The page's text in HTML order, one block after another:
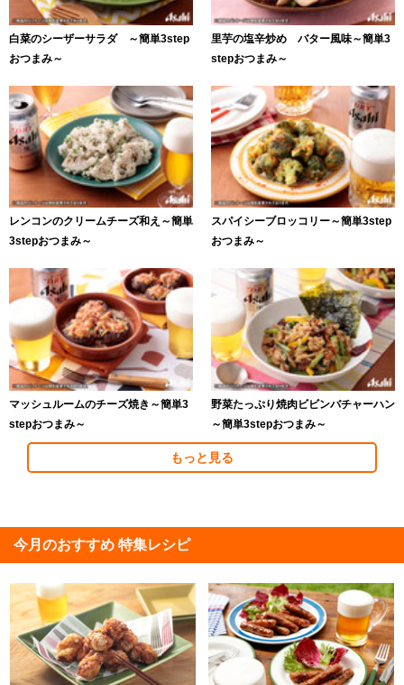
白菜のシーザーサラダ ～簡単3step
おつまみ～
里芋の塩辛炒め バター風味～簡単3
stepおつまみ～
レンコンのクリームチーズ和え～簡単
3stepおつまみ～
スパイシーブロッコリー～簡単3step
おつまみ～
マッシュルームのチーズ焼き～簡単3
stepおつまみ～
野菜たっぷり焼肉ビビンバチャーハン
～簡単3stepおつまみ～
もっと見る
今月のおすすめ 特集レシピ